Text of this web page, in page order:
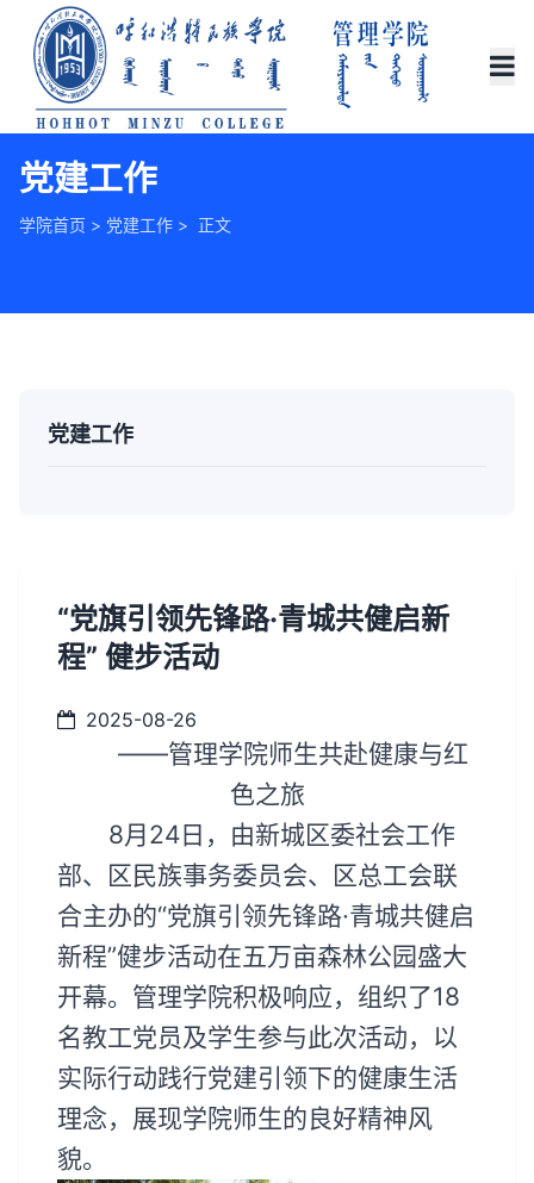
党建工作
学院首页 > 党建工作 > 正文
党建工作
“党旗引领先锋路·青城共健启新
程” 健步活动
2025-08-26
——管理学院师生共赴健康与红
色之旅
8月24日，由新城区委社会工作
部、区民族事务委员会、区总工会联
合主办的“党旗引领先锋路·青城共健启
新程”健步活动在五万亩森林公园盛大
开幕。管理学院积极响应，组织了18
名教工党员及学生参与此次活动，以
实际行动践行党建引领下的健康生活
理念，展现学院师生的良好精神风
貌。